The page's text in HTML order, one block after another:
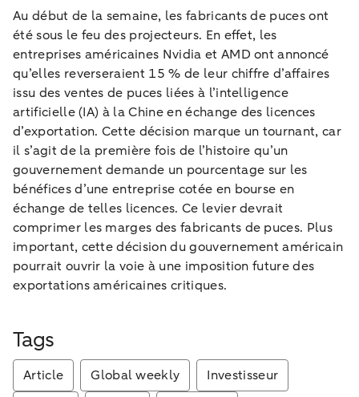
Au début de la semaine, les fabricants de puces ont
été sous le feu des projecteurs. En effet, les
entreprises américaines Nvidia et AMD ont annoncé
qu’elles reverseraient 15 % de leur chiffre d’affaires
issu des ventes de puces liées à l’intelligence
artificielle (IA) à la Chine en échange des licences
d’exportation. Cette décision marque un tournant, car
il s’agit de la première fois de l’histoire qu’un
gouvernement demande un pourcentage sur les
bénéfices d’une entreprise cotée en bourse en
échange de telles licences. Ce levier devrait
comprimer les marges des fabricants de puces. Plus
important, cette décision du gouvernement américain
pourrait ouvrir la voie à une imposition future des
exportations américaines critiques.
Tags
Article Global weekly
Investisseur